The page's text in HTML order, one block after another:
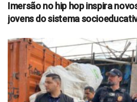
Imersão no hip hop inspira
jovens do sistema